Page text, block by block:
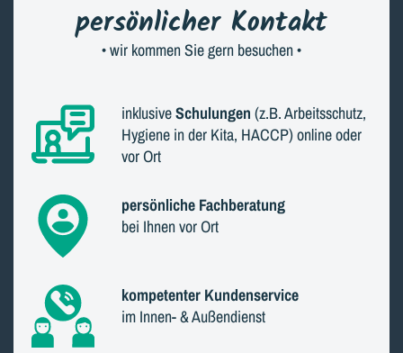
persönlicher Kontakt
• wir kommen Sie gern besuchen •
inklusiveSchulungen (z.B. Arbeitsschutz,
Hygiene in der Kita, HACCP) online oder
vor Ort
persönliche Fachberatung
bei Ihnen vor Ort
kompetenter Kundenservice
im Innen- & Außendienst